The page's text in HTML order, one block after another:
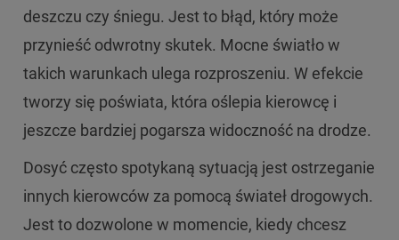
deszczu czy śniegu. Jest to błąd, który może
przynieść odwrotny skutek. Mocne światło w
takich warunkach ulega rozproszeniu. W efekcie
tworzy się poświata, która oślepia kierowcę i
jeszcze bardziej pogarsza widoczność na drodze.
Dosyć często spotykaną sytuacją jest ostrzeganie
innych kierowców za pomocą świateł drogowych.
Jest to dozwolone w momencie, kiedy chcesz